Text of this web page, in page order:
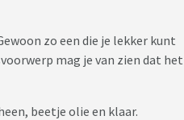
zo een die je lekker kunt
mag je van zien dat het
beetje olie en klaar.